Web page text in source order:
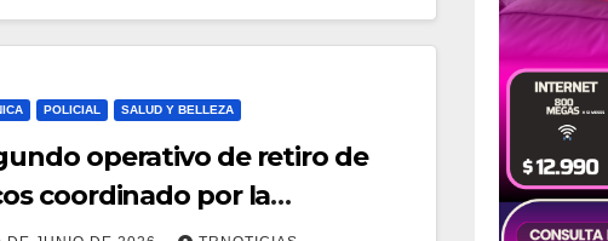
POLICIAL SALUD Y BELLEZA
operativo de retiro de
coordinado por la
Presidencial de Curicó